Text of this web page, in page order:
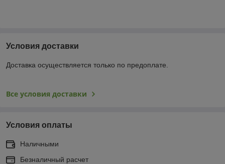
Условия доставки
Доставка осуществляется только по предоплате.
Все условия доставки
Условия оплаты
Наличными
Безналичный расчет